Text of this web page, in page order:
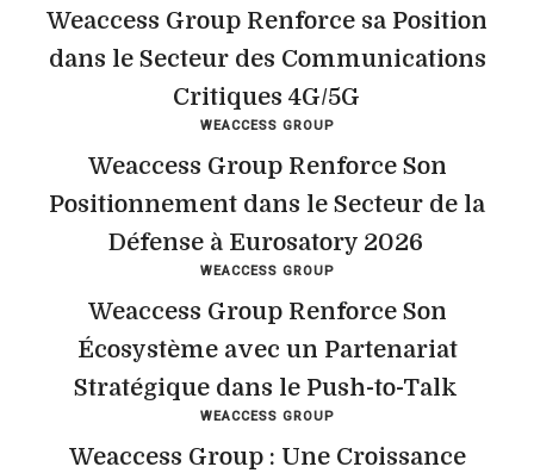
Weaccess Group Renforce sa Position
dans le Secteur des Communications
Critiques 4G/5G
WEACCESS GROUP
Weaccess Group Renforce Son
Positionnement dans le Secteur de la
Défense à Eurosatory 2026
WEACCESS GROUP
Weaccess Group Renforce Son
Écosystème avec un Partenariat
Stratégique dans le Push-to-Talk
WEACCESS GROUP
Weaccess Group : Une Croissance